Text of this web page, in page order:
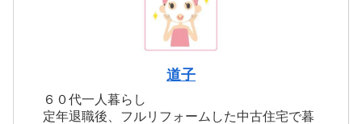
道子
６０代一人暮らし
定年退職後、フルリフォームした中古住宅で暮